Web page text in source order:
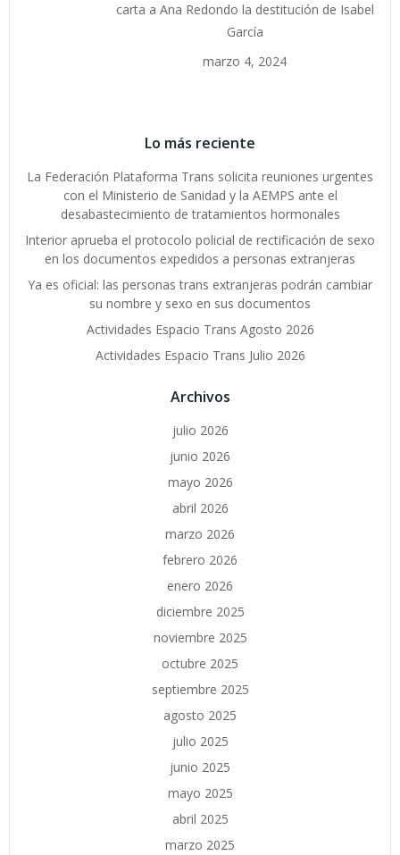
carta a Ana Redondo la destitución de Isabel
García
marzo 4, 2024
Lo más reciente
La Federación Plataforma Trans solicita reuniones urgentes
con el Ministerio de Sanidad y la AEMPS ante el
desabastecimiento de tratamientos hormonales
Interior aprueba el protocolo policial de rectificación de sexo
en los documentos expedidos a personas extranjeras
Ya es oficial: las personas trans extranjeras podrán cambiar
su nombre y sexo en sus documentos
Actividades Espacio Trans Agosto 2026
Actividades Espacio Trans Julio 2026
Archivos
julio 2026
junio 2026
mayo 2026
abril 2026
marzo 2026
febrero 2026
enero 2026
diciembre 2025
noviembre 2025
octubre 2025
septiembre 2025
agosto 2025
julio 2025
junio 2025
mayo 2025
abril 2025
marzo 2025